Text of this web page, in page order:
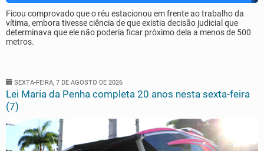
Ficou comprovado que o réu estacionou em frente ao trabalho da
vítima, embora tivesse ciência de que existia decisão judicial que
determinava que ele não poderia ficar próximo dela a menos de 500
metros.
SEXTA-FEIRA, 7 DE AGOSTO DE 2026
Lei Maria da Penha completa 20 anos nesta sexta-feira
(7)